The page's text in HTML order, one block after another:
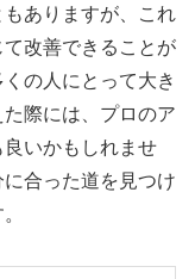
ありますが、これ
改善できることが
の人にとって大き
際には、プロのア
良いかもしれませ
合った道を見つけ